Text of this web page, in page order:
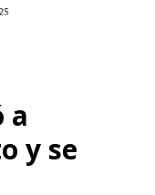
a
y se